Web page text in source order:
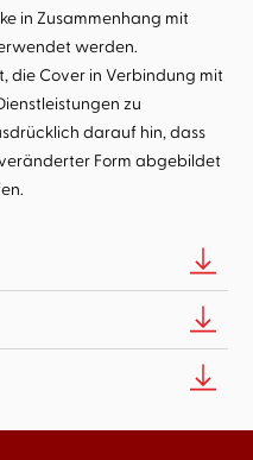
in Zusammenhang mit
werden.
die Cover in Verbindung mit
zu
darauf hin, dass
Form abgebildet